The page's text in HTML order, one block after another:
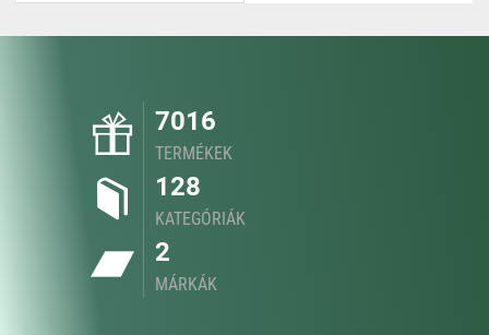
7016
TERMÉKEK
128
KATEGÓRIÁK
2
MÁRKÁK